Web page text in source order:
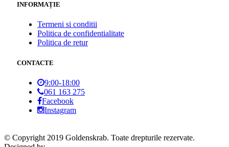
INFORMAȚIE
Termeni si conditii
Politica de confidentialitate
Politica de retur
CONTACTE
9:00-18:00
061 163 275
Facebook
Instagram
© Copyright 2019 Goldenskrab. Toate drepturile rezervate.